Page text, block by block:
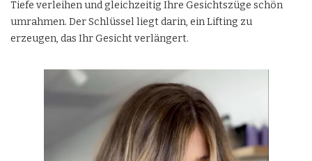
Tiefe verleihen und gleichzeitig Ihre Gesichtszüge schön
umrahmen. Der Schlüssel liegt darin, ein Lifting zu
erzeugen, das Ihr Gesicht verlängert.